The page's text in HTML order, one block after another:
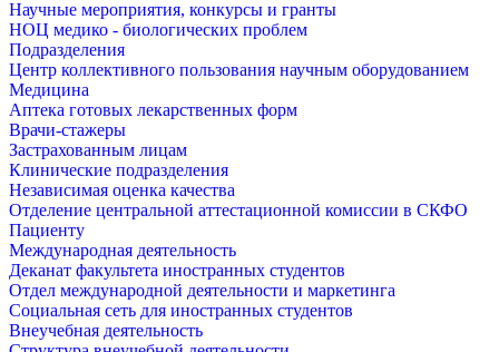
Научные мероприятия, конкурсы и гранты
НОЦ медико - биологических проблем
Подразделения
Центр коллективного пользования научным оборудованием
Медицина
Аптека готовых лекарственных форм
Врачи-стажеры
Застрахованным лицам
Клинические подразделения
Независимая оценка качества
Отделение центральной аттестационной комиссии в СКФО
Пациенту
Международная деятельность
Деканат факультета иностранных студентов
Отдел международной деятельности и маркетинга
Социальная сеть для иностранных студентов
Внеучебная деятельность